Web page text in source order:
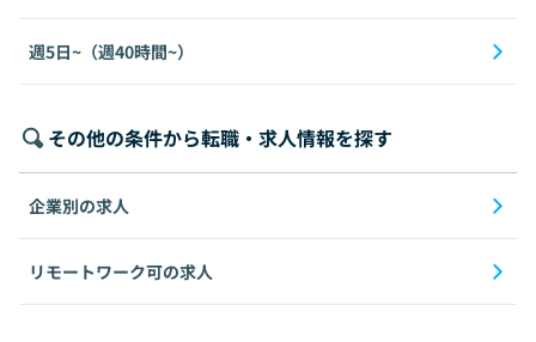
週5日~（週40時間~）
その他の条件から転職・求人情報を探す
企業別の求人
リモートワーク可の求人